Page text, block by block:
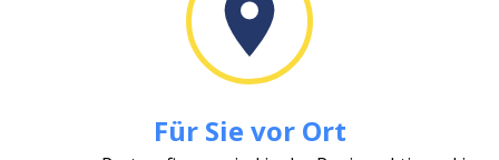
Für Sie vor Ort